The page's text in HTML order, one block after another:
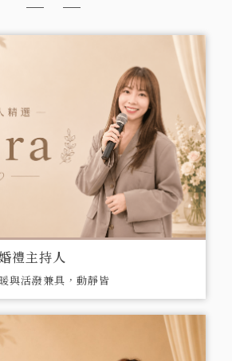
禮主持人
與活潑兼具，動靜皆